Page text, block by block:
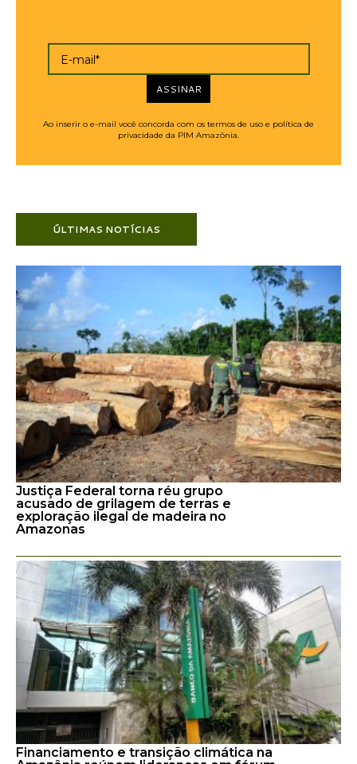
E-mail*
ASSINAR
Ao inserir o e-mail você concorda com os termos de uso e política de
privacidade da PIM Amazônia.
ÚLTIMAS NOTÍCIAS
Justiça Federal torna réu grupo
acusado de grilagem de terras e
exploração ilegal de madeira no
Amazonas
Financiamento e transição climática na